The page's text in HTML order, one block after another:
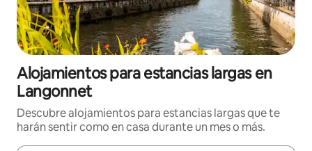
Alojamientos para estancias largas en
Langonnet
Descubre alojamientos para estancias largas que te
harán sentir como en casa durante un mes o más.